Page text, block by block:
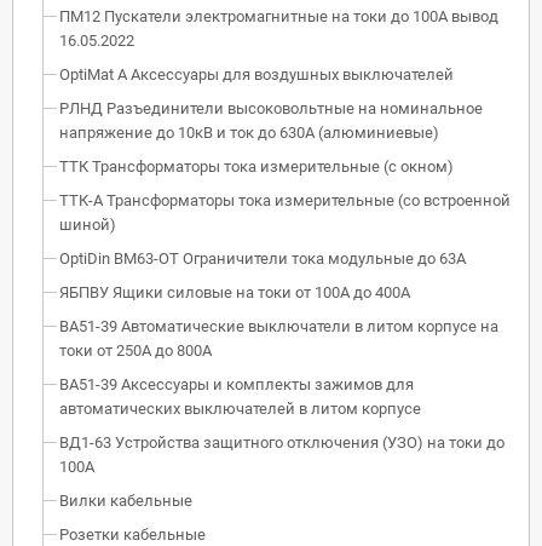
ПМ12 Пускатели электромагнитные на токи до 100А вывод
16.05.2022
OptiMat A Аксессуары для воздушных выключателей
РЛНД Разъединители высоковольтные на номинальное
напряжение до 10кВ и ток до 630А (алюминиевые)
ТТК Трансформаторы тока измерительные (с окном)
ТТК-А Трансформаторы тока измерительные (со встроенной
шиной)
OptiDin BM63-OT Ограничители тока модульные до 63А
ЯБПВУ Ящики силовые на токи от 100А до 400А
ВА51-39 Автоматические выключатели в литом корпусе на
токи от 250А до 800А
ВА51-39 Аксессуары и комплекты зажимов для
автоматических выключателей в литом корпусе
ВД1-63 Устройства защитного отключения (УЗО) на токи до
100А
Вилки кабельные
Розетки кабельные